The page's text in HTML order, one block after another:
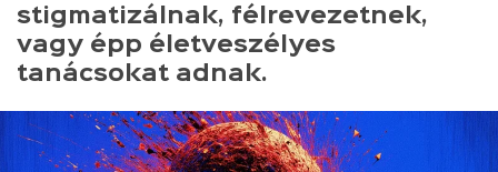
stigmatizálnak, félrevezetnek,
vagy épp életveszélyes
tanácsokat adnak.